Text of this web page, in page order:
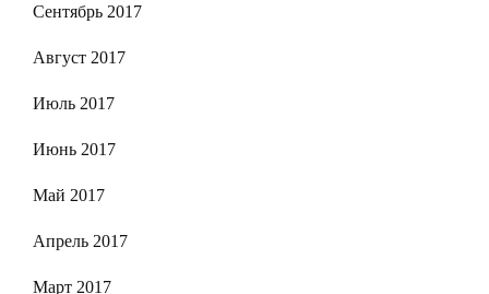
Сентябрь 2017
Август 2017
Июль 2017
Июнь 2017
Май 2017
Апрель 2017
Март 2017